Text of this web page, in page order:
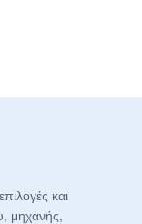
και
μηχανής,